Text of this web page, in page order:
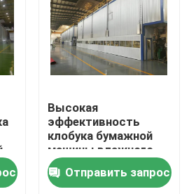
скоростная сушилка
тоннеля
Высокая
эффективность
клобука бумажной
машины влажного
воздуха закрытая
Отправить запрос